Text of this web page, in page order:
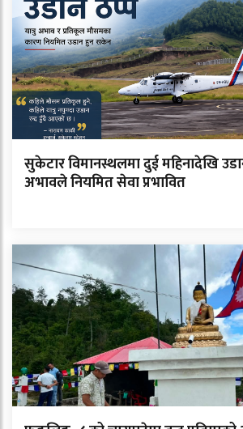
सुकेटार विमानस्थलमा दुई महिनादेखि
अभावले नियमित सेवा प्रभावित